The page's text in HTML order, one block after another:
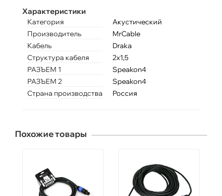
Характеристики
Категория
Акустический
Производитель
MrCable
Кабель
Draka
Структура кабеля
2x1,5
РАЗЪЕМ 1
Speakon4
РАЗЪЕМ 2
Speakon4
Страна производства
Россия
Похожие товары